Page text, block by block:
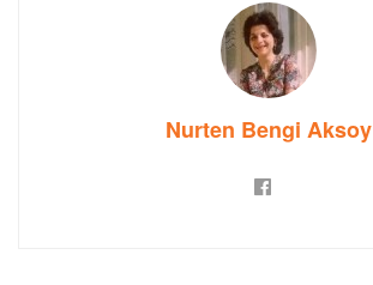
Nurten Bengi Aksoy